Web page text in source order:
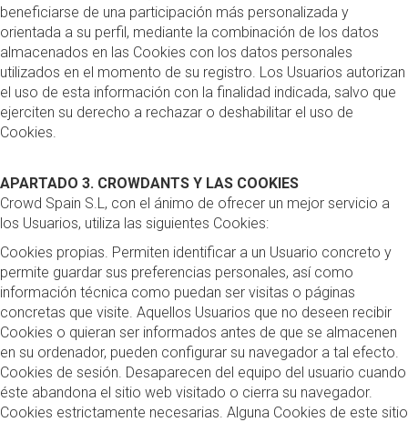
beneficiarse de una participación más personalizada y
orientada a su perfil, mediante la combinación de los datos
almacenados en las Cookies con los datos personales
utilizados en el momento de su registro. Los Usuarios autorizan
el uso de esta información con la finalidad indicada, salvo que
ejerciten su derecho a rechazar o deshabilitar el uso de
Cookies.
APARTADO 3. CROWDANTS Y LAS COOKIES
Crowd Spain S.L, con el ánimo de ofrecer un mejor servicio a
los Usuarios, utiliza las siguientes Cookies:
Cookies propias. Permiten identificar a un Usuario concreto y
permite guardar sus preferencias personales, así como
información técnica como puedan ser visitas o páginas
concretas que visite. Aquellos Usuarios que no deseen recibir
Cookies o quieran ser informados antes de que se almacenen
en su ordenador, pueden configurar su navegador a tal efecto.
Cookies de sesión. Desaparecen del equipo del usuario cuando
éste abandona el sitio web visitado o cierra su navegador.
Cookies estrictamente necesarias. Alguna Cookies de este sitio